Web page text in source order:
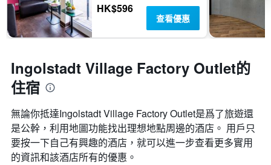
HK$596
查看優惠
Ingolstadt Village Factory Outlet的
住宿
無論你抵達Ingolstadt Village Factory Outlet​是爲了旅遊還
是公幹，利用地圖功能找出理想地點周邊的酒店。 用戶只
要按一下自己有興趣的酒店，就可以進一步查看更多實用
的資訊和該酒店所有的優惠。